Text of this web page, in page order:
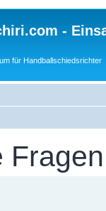
-
für Handballschiedsrichter
Fragen